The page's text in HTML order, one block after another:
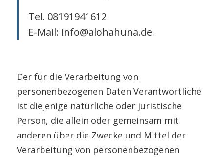
Tel. 08191941612
E-Mail: info@alohahuna.de.
Der für die Verarbeitung von
personenbezogenen Daten Verantwortliche
ist diejenige natürliche oder juristische
Person, die allein oder gemeinsam mit
anderen über die Zwecke und Mittel der
Verarbeitung von personenbezogenen